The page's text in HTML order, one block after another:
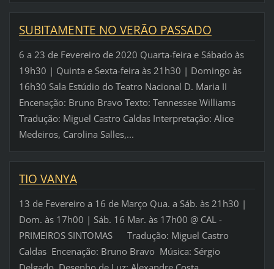
SUBITAMENTE NO VERÃO PASSADO
6 a 23 de Fevereiro de 2020 Quarta-feira e Sábado às
19h30 | Quinta e Sexta-feira às 21h30 | Domingo às
16h30 Sala Estúdio do Teatro Nacional D. Maria II
Encenação: Bruno Bravo Texto: Tennessee Williams
Tradução: Miguel Castro Caldas Interpretação: Alice
Medeiros, Carolina Salles,...
TIO VANYA
13 de Fevereiro a 16 de Março Qua. a Sáb. às 21h30 |
Dom. às 17h00 | Sáb. 16 Mar. às 17h00 @ CAL -
PRIMEIROS SINTOMAS Tradução: Miguel Castro
Caldas Encenação: Bruno Bravo Música: Sérgio